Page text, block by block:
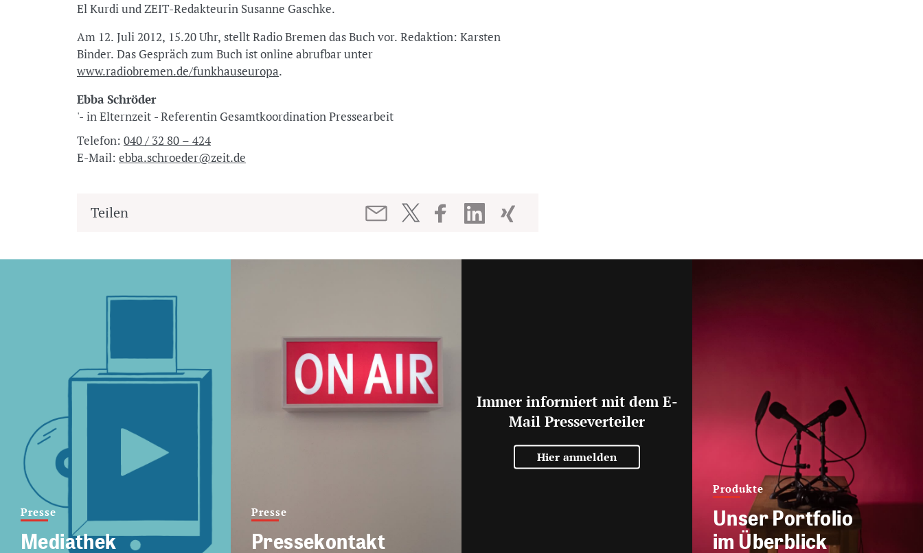
El Kurdi und ZEIT-Redakteurin Susanne Gaschke.
Am 12. Juli 2012, 15.20 Uhr, stellt Radio Bremen das Buch vor. Redaktion: Karsten
Binder. Das Gespräch zum Buch ist online abrufbar unter
www.radiobremen.de/funkhauseuropa.
Ebba Schröder
'- in Elternzeit - Referentin Gesamtkoordination Pressearbeit
Telefon: 040 / 32 80 – 424
E-Mail: ebba.schroeder@zeit.de
Teilen
Presse
Mediathek
Presse
Pressekontakt
Immer informiert mit dem E-
Mail Presseverteiler
Hier anmelden
Produkte
Unser Portfolio
im Überblick